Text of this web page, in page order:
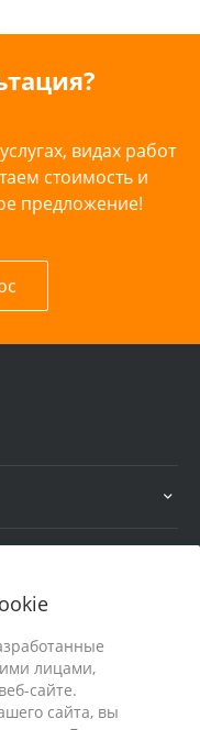
лицами,
сайте.
сайта, вы
видах работ
стоимость и
предложение!